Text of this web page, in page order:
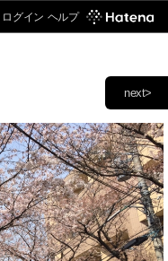
ログイン ヘルプ
next>